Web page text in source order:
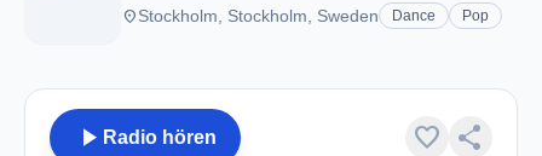
placeStockholm, Stockholm, Sweden Dance Pop
play_arrow Radio hören favorite share